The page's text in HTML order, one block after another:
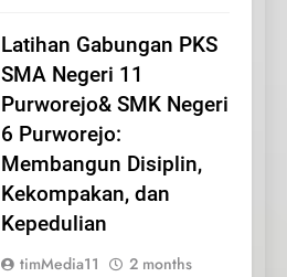
Latihan Gabungan PKS
SMA Negeri 11
Purworejo& SMK Negeri
6 Purworejo:
Membangun Disiplin,
Kekompakan, dan
Kepedulian
timMedia11
2 months